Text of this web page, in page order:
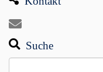
Suche